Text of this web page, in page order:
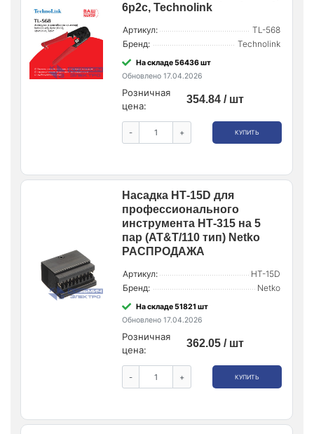
6p2c, Technolink
Артикул:
TL-568
Бренд:
Technolink
На складе 56436 шт
Обновлено 17.04.2026
Розничная
цена:
354.84 / шт
- + КУПИТЬ
Насадка НТ-15D для
профессионального
инструмента НТ-315 на 5
пар (AT&T/110 тип) Netko
РАСПРОДАЖА
Артикул:
НТ-15D
Бренд:
Netko
На складе 51821 шт
Обновлено 17.04.2026
Розничная
цена:
362.05 / шт
- + КУПИТЬ